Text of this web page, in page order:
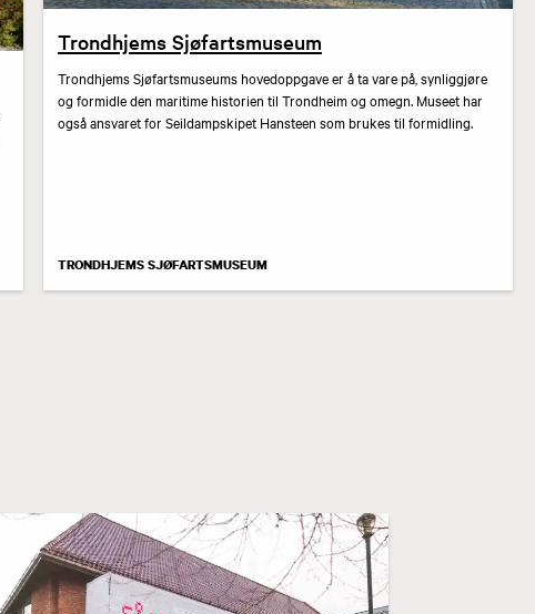
Trondhjems Sjøfartsmuseum
Trondhjems Sjøfartsmuseums hovedoppgave er å ta vare på, synliggjøre
og formidle den maritime historien til Trondheim og omegn. Museet har
også ansvaret for Seildampskipet Hansteen som brukes til formidling.
TRONDHJEMS SJØFARTSMUSEUM